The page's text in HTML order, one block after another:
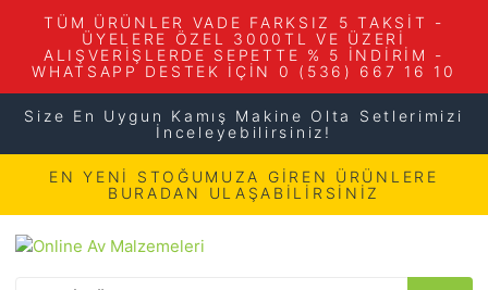
TÜM ÜRÜNLER VADE FARKSIZ 5 TAKSİT -
ÜYELERE ÖZEL 3000TL VE ÜZERİ
ALIŞVERİŞLERDE SEPETTE % 5 İNDİRİM -
WHATSAPP DESTEK İÇİN 0 (536) 667 16 10
Size En Uygun Kamış Makine Olta Setlerimizi
İnceleyebilirsiniz!
EN YENİ STOĞUMUZA GİREN ÜRÜNLERE
BURADAN ULAŞABİLİRSİNİZ